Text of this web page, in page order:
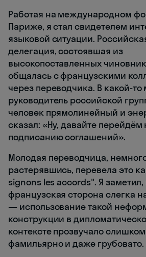
Работая на международном
Париже, я стал свидетелем
языковой ситуации.
делегация, состоявшая из
высокопоставленных
общалась с французскими
через переводчика. В какой-
руководитель российской
человек прямолинейный и
сказал: «Ну, давайте перейдём
подписанию соглашений».
Молодая переводчица,
растерявшись, перевела это
signons les accords". Я заметил,
французская сторона слегка
— использование такой
конструкции в
контексте прозвучало слишком
фамильярно и даже грубовато.